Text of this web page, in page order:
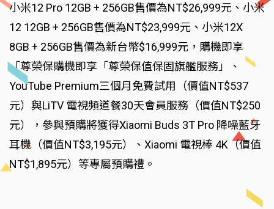
小米12 Pro 12GB + 256GB售價為NT$26,999元、小米
12 12GB + 256GB售價為NT$23,999元、小米12X
8GB + 256GB售價為新台幣$16,999元，購機即享
「尊榮保購機即享「尊榮保值保固旗艦服務」、
YouTube Premium三個月免費試用（價值NT$537
元）與LiTV 電視頻道餐30天會員服務（價值NT$250
元），參與預購將獲得Xiaomi Buds 3T Pro 降噪藍牙
耳機（價值NT$3,195元）、Xiaomi 電視棒 4K（價值
NT$1,895元）等專屬預購禮。